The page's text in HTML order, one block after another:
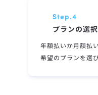
Step.4
プランの選択
年額払いか月額払
希望のプランを選び